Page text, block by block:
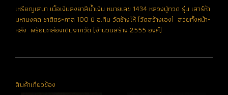
เหรียญเสมา เนื้อเงินลงยาสีน้ำเงิน หมายเลข 1434 หลวงปู่ทวด รุ่น เสาร์ห้า
มหามงคล ชาติตระกาล 100 ปี อ.ทิม วัดช้างให้ (วัดสร้างเอง) สวยทั้งหน้า-
หลัง พร้อมกล่องเดิมจากวัด (จำนวนสร้าง 2555 องค์)
สินค้าเกี่ยวข้อง